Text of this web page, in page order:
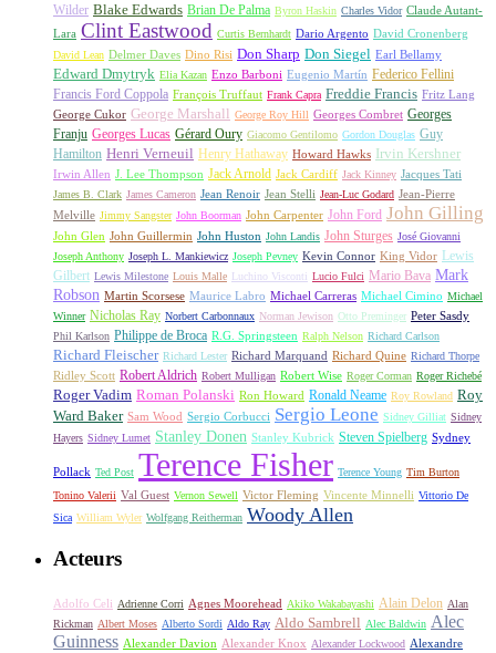
Wilder Blake Edwards Brian De Palma Byron Haskin Charles Vidor Claude Autant-
Lara Clint Eastwood Curtis Bernhardt Dario Argento David Cronenberg
David Lean Delmer Daves Dino Risi Don Sharp Don Siegel Earl Bellamy
Edward Dmytryk Elia Kazan Enzo Barboni Eugenio Martín Federico Fellini
Francis Ford Coppola François Truffaut Frank Capra Freddie Francis Fritz Lang
George Cukor George Marshall George Roy Hill Georges Combret Georges
Franju Georges Lucas Gérard Oury Giacomo Gentilomo Gordon Douglas Guy
Hamilton Henri Verneuil Henry Hathaway Howard Hawks Irvin Kershner
Irwin Allen J. Lee Thompson Jack Arnold Jack Cardiff Jack Kinney Jacques Tati
James B. Clark James Cameron Jean Renoir Jean Stelli Jean-Luc Godard Jean-Pierre
Melville Jimmy Sangster John Boorman John Carpenter John Ford John Gilling
John Glen John Guillermin John Huston John Landis John Sturges José Giovanni
Joseph Anthony Joseph L. Mankiewicz Joseph Pevney Kevin Connor King Vidor Lewis
Gilbert Lewis Milestone Louis Malle Luchino Visconti Lucio Fulci Mario Bava Mark
Robson Martin Scorsese Maurice Labro Michael Carreras Michael Cimino Michael
Winner Nicholas Ray Norbert Carbonnaux Norman Jewison Otto Preminger Peter Sasdy
Phil Karlson Philippe de Broca R.G. Springsteen Ralph Nelson Richard Carlson
Richard Fleischer Richard Lester Richard Marquand Richard Quine Richard Thorpe
Ridley Scott Robert Aldrich Robert Mulligan Robert Wise Roger Corman Roger Richebé
Roger Vadim Roman Polanski Ron Howard Ronald Neame Roy Rowland Roy
Ward Baker Sam Wood Sergio Corbucci Sergio Leone Sidney Gilliat Sidney
Hayers Sidney Lumet Stanley Donen Stanley Kubrick Steven Spielberg Sydney
Pollack Ted Post Terence Fisher Terence Young Tim Burton
Tonino Valerii Val Guest Vernon Sewell Victor Fleming Vincente Minnelli Vittorio De
Sica William Wyler Wolfgang Reitherman Woody Allen
Acteurs
Adolfo Celi Adrienne Corri Agnes Moorehead Akiko Wakabayashi Alain Delon Alan
Rickman Albert Moses Alberto Sordi Aldo Ray Aldo Sambrell Alec Baldwin Alec
Guinness Alexander Davion Alexander Knox Alexander Lockwood Alexandre